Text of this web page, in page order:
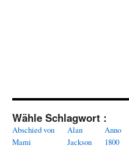
Wähle Schlagwort :
Abschied von
Mami
Alan
Jackson
Anno
1800